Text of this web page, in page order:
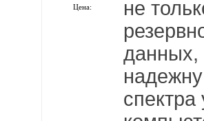
Цена:
не
данных,
спектра